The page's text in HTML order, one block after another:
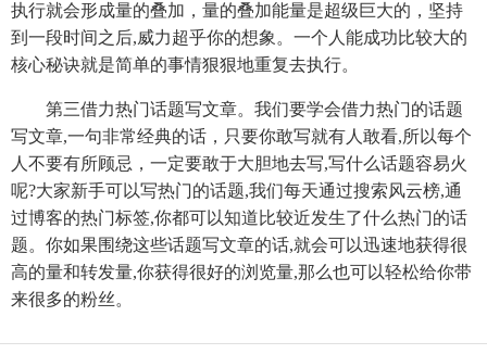
执行就会形成量的叠加，量的叠加能量是超级巨大的，坚持
到一段时间之后,威力超乎你的想象。一个人能成功比较大的
核心秘诀就是简单的事情狠狠地重复去执行。
第三借力热门话题写文章。我们要学会借力热门的话题
写文章,一句非常经典的话，只要你敢写就有人敢看,所以每个
人不要有所顾忌，一定要敢于大胆地去写,写什么话题容易火
呢?大家新手可以写热门的话题,我们每天通过搜索风云榜,通
过博客的热门标签,你都可以知道比较近发生了什么热门的话
题。你如果围绕这些话题写文章的话,就会可以迅速地获得很
高的量和转发量,你获得很好的浏览量,那么也可以轻松给你带
来很多的粉丝。